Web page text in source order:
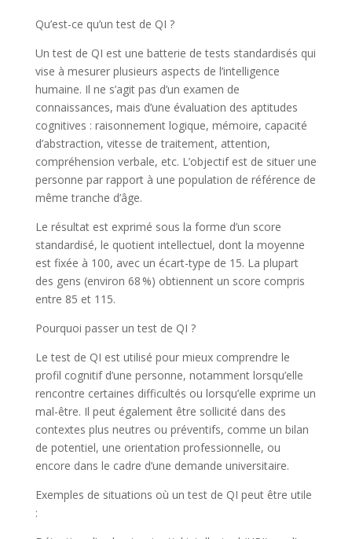
Qu’est-ce qu’un test de QI ?
Un test de QI est une batterie de tests standardisés qui
vise à mesurer plusieurs aspects de l’intelligence
humaine. Il ne s’agit pas d’un examen de
connaissances, mais d’une évaluation des aptitudes
cognitives : raisonnement logique, mémoire, capacité
d’abstraction, vitesse de traitement, attention,
compréhension verbale, etc. L’objectif est de situer une
personne par rapport à une population de référence de
même tranche d’âge.
Le résultat est exprimé sous la forme d’un score
standardisé, le quotient intellectuel, dont la moyenne
est fixée à 100, avec un écart-type de 15. La plupart
des gens (environ 68 %) obtiennent un score compris
entre 85 et 115.
Pourquoi passer un test de QI ?
Le test de QI est utilisé pour mieux comprendre le
profil cognitif d’une personne, notamment lorsqu’elle
rencontre certaines difficultés ou lorsqu’elle exprime un
mal-être. Il peut également être sollicité dans des
contextes plus neutres ou préventifs, comme un bilan
de potentiel, une orientation professionnelle, ou
encore dans le cadre d’une demande universitaire.
Exemples de situations où un test de QI peut être utile
: